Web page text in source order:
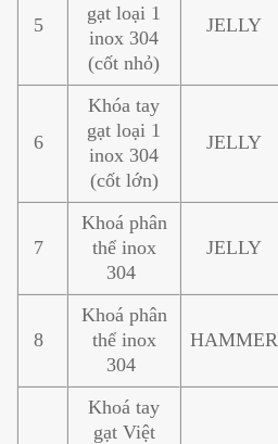
5
gạt loại 1
inox 304
(cốt nhỏ)
JELLY
6
Khóa tay
gạt loại 1
inox 304
(cốt lớn)
JELLY
7
Khoá phân
thể inox
304
JELLY
8
Khoá phân
thể inox
304
HAMMER
Khoá tay
gạt Việt